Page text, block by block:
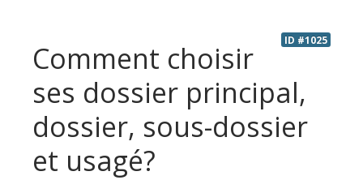
ID #1025
Comment choisir
ses dossier principal,
dossier, sous-dossier
et usagé?